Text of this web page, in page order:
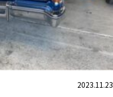
2023.11.23